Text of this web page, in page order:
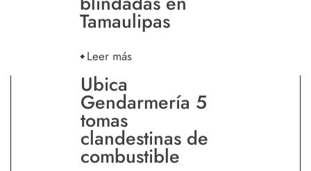
Tamaulipas
Leer más
Ubica
Gendarmería 5
tomas
clandestinas de
combustible